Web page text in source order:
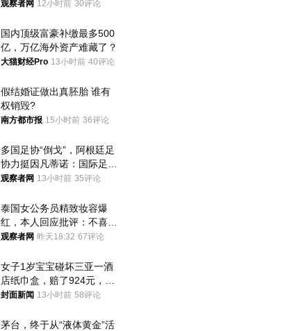
观察者网 12小时前 30评论
国内顶级富豪补缴最多500
亿，万亿海外资产难藏了？
大猫财经Pro 13小时前 40评论
假结婚证做出真胚胎 谁有
权销毁?
南方都市报 15小时前 36评论
多国足协“倒戈”，阿根廷足
协力挺因凡蒂诺：国际足联
今后应继续在其领导下前行
观察者网 13小时前 35评论
泰国女公务员精致妆容爆
红，本人回应批评：不喜欢
就别看
观察者网 昨天18:32 67评论
女子1岁宝宝碰坏三亚一酒
店纸巾盒，赔了924元，发
帖吐槽后酒店退还一半的
封面新闻 13小时前 58评论
茅台，终于从“液体黄金”活